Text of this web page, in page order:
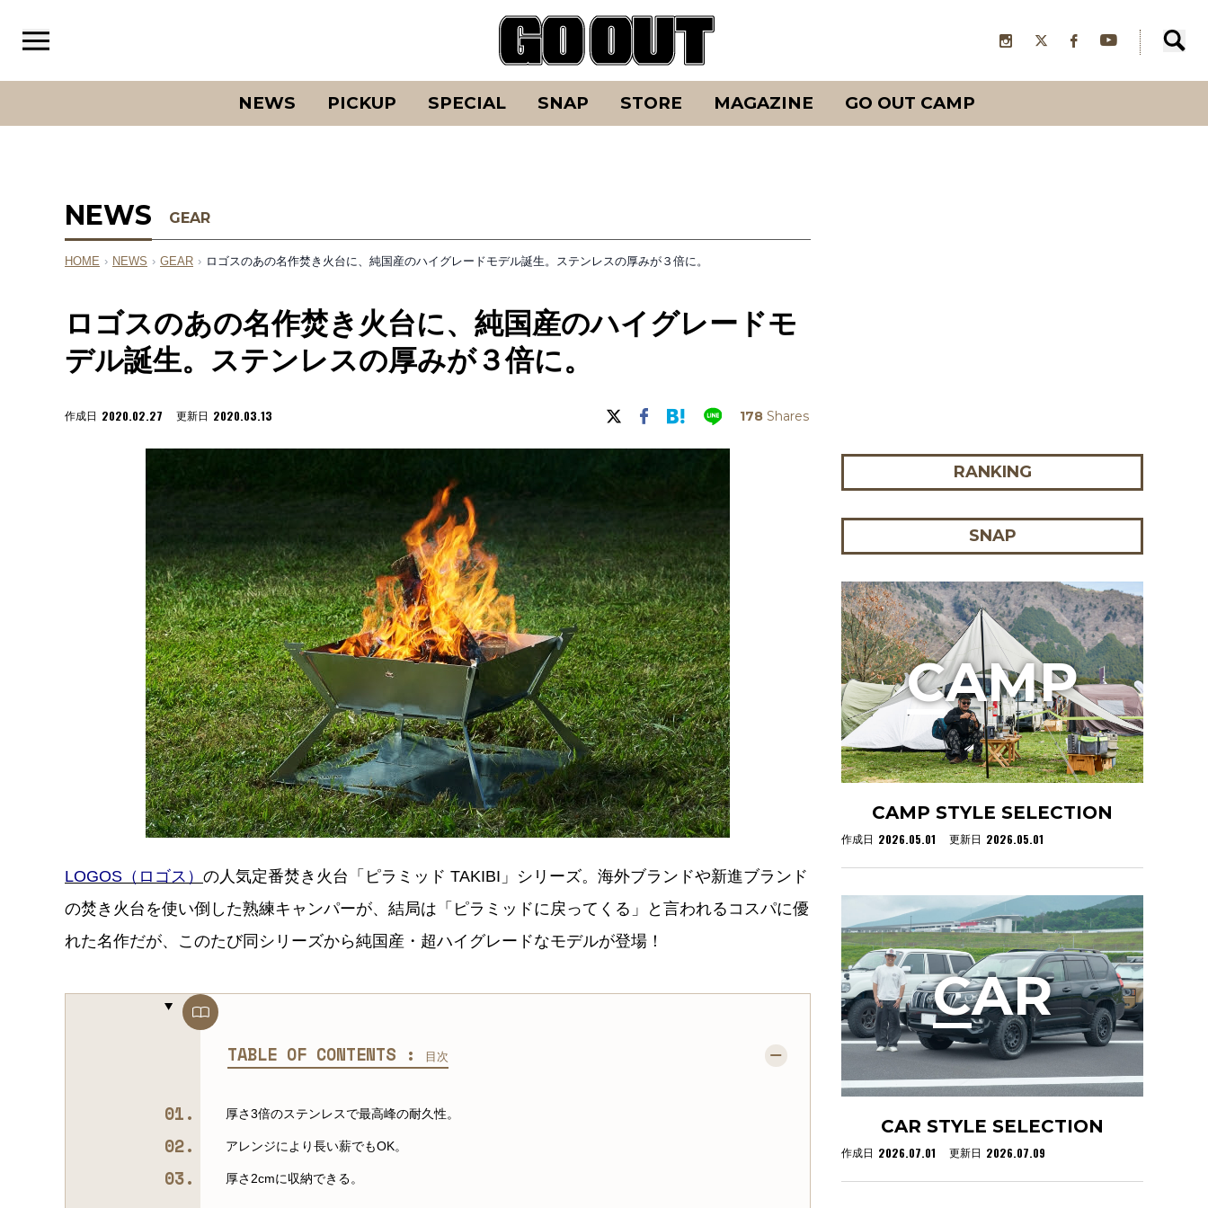
NEWS PICKUP SPECIAL SNAP STORE MAGAZINE GO OUT CAMP
NEWS GEAR
HOME › NEWS › GEAR › ロゴスのあの名作焚き火台に、純国産のハイグレードモデル誕生。ステンレスの厚みが３倍に。
ロゴスのあの名作焚き火台に、純国産のハイグレードモ
デル誕生。ステンレスの厚みが３倍に。
作成日 2020.02.27 更新日 2020.03.13 178 Shares
LOGOS（ロゴス） の人気定番焚き火台「ピラミッド TAKIBI」シリーズ。海外ブランドや新進ブランド
の焚き火台を使い倒した熟練キャンパーが、結局は「ピラミッドに戻ってくる」と言われるコスパに優
れた名作だが、このたび同シリーズから純国産・超ハイグレードなモデルが登場！
TABLE OF CONTENTS : 目次
厚さ3倍のステンレスで最高峰の耐久性。
アレンジにより長い薪でもOK。
厚さ2cmに収納できる。
RANKING
SNAP
CAMP STYLE SELECTION
作成日 2026.05.01 更新日 2026.05.01
CAMP
CAR STYLE SELECTION
作成日 2026.07.01 更新日 2026.07.09
CAR